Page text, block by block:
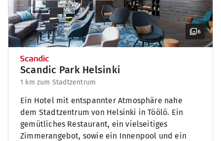
6
Scandic Park Helsinki
1 km zum Stadtzentrum
Ein Hotel mit entspannter Atmosphäre nahe
dem Stadtzentrum von Helsinki in Töölö. Ein
gemütliches Restaurant, ein vielseitiges
Zimmerangebot, sowie ein Innenpool und ein